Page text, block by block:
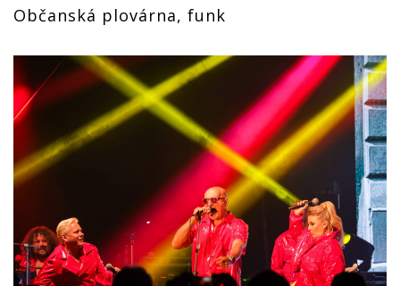
Občanská plovárna, funk